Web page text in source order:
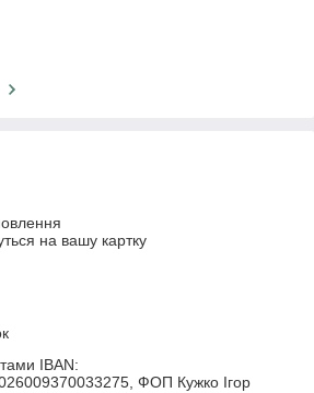
на вашу картку
IBAN:
ФОП Кужко Ігор